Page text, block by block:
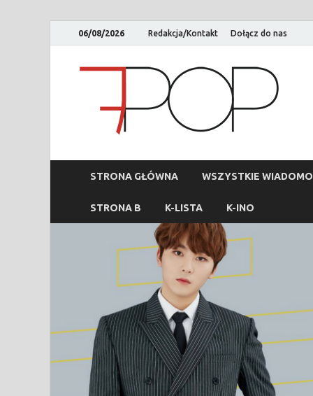
06/08/2026 Redakcja/Kontakt Dołącz do nas
STRONA GŁÓWNA WSZYSTKIE
STRONA B K-LISTA K-INO